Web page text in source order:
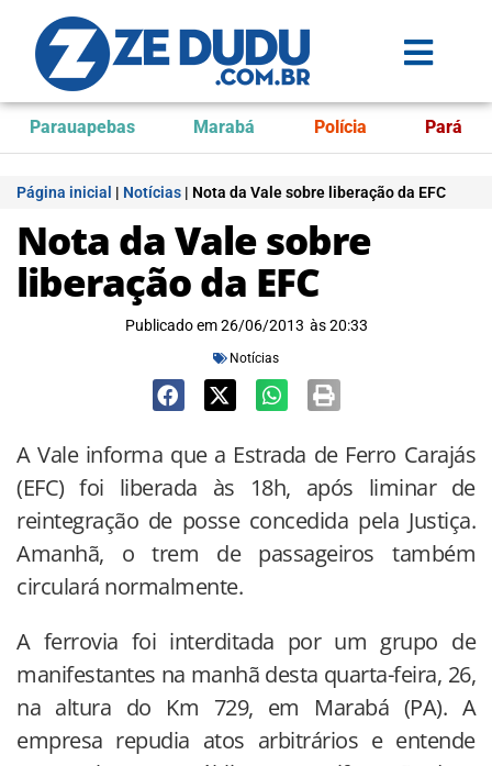
Parauapebas Marabá Polícia Pará
Página inicial | Notícias | Nota da Vale sobre liberação da EFC
Nota da Vale sobre
liberação da EFC
Publicado em 26/06/2013 às 20:33
Notícias
A Vale informa que a Estrada de Ferro Carajás
(EFC) foi liberada às 18h, após liminar de
reintegração de posse concedida pela Justiça.
Amanhã, o trem de passageiros também
circulará normalmente.
A ferrovia foi interditada por um grupo de
manifestantes na manhã desta quarta-feira, 26,
na altura do Km 729, em Marabá (PA). A
empresa repudia atos arbitrários e entende